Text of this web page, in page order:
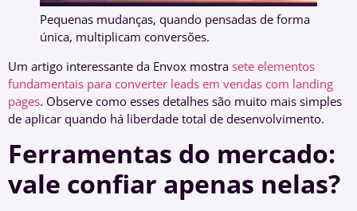
Pequenas mudanças, quando pensadas de forma
única, multiplicam conversões.
Um artigo interessante da Envox mostra sete elementos
fundamentais para converter leads em vendas com landing
pages. Observe como esses detalhes são muito mais simples
de aplicar quando há liberdade total de desenvolvimento.
Ferramentas do mercado:
vale confiar apenas nelas?